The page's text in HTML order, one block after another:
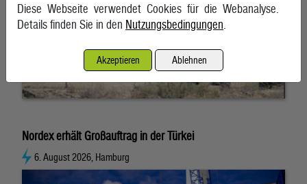
Nordex erhält Großauftrag in der Türkei
6. August 2026, Hamburg
Diese Webseite verwendet Cookies für die Webanalyse.
Details finden Sie in den Nutzungsbedingungen
Akzeptieren Ablehnen